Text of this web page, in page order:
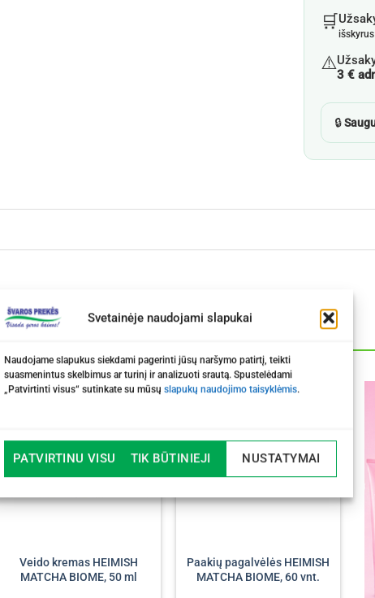
Svetainėje naudojami slapukai
Naudojame slapukus siekdami pagerinti jūsų naršymo patirtį, teikti
suasmenintus skelbimus ar turinį ir analizuoti srautą. Spustelėdami
„Patvirtinti visus“ sutinkate su mūsų slapukų naudojimo taisyklėmis.
PATVIRTINU VISUS TIK BŪTINIEJI NUSTATYMAI
🛒
⚠️
3 €
🔒
Veido kremas HEIMISH
MATCHA BIOME, 50 ml
Paakių pagalvėlės HEIMISH
MATCHA BIOME, 60 vnt.